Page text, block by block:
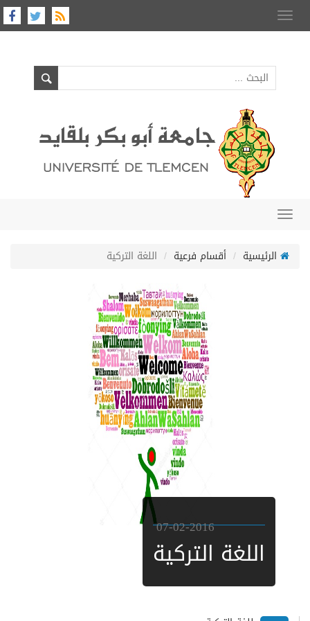
Toggle
navigation
Toggle
الرئيسية
أقسام فرعية اللغة التركية
07-02-2016
اللغة التركية